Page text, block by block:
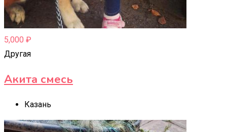
5,000 ₽
Другая
Акита смесь
Казань